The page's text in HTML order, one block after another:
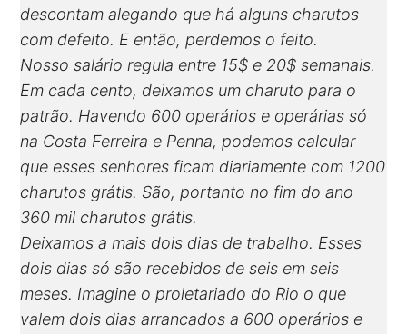
descontam alegando que há alguns charutos
com defeito. E então, perdemos o feito.
Nosso salário regula entre 15$ e 20$ semanais.
Em cada cento, deixamos um charuto para o
patrão. Havendo 600 operários e operárias só
na Costa Ferreira e Penna, podemos calcular
que esses senhores ficam diariamente com 1200
charutos grátis. São, portanto no fim do ano
360 mil charutos grátis.
Deixamos a mais dois dias de trabalho. Esses
dois dias só são recebidos de seis em seis
meses. Imagine o proletariado do Rio o que
valem dois dias arrancados a 600 operários e